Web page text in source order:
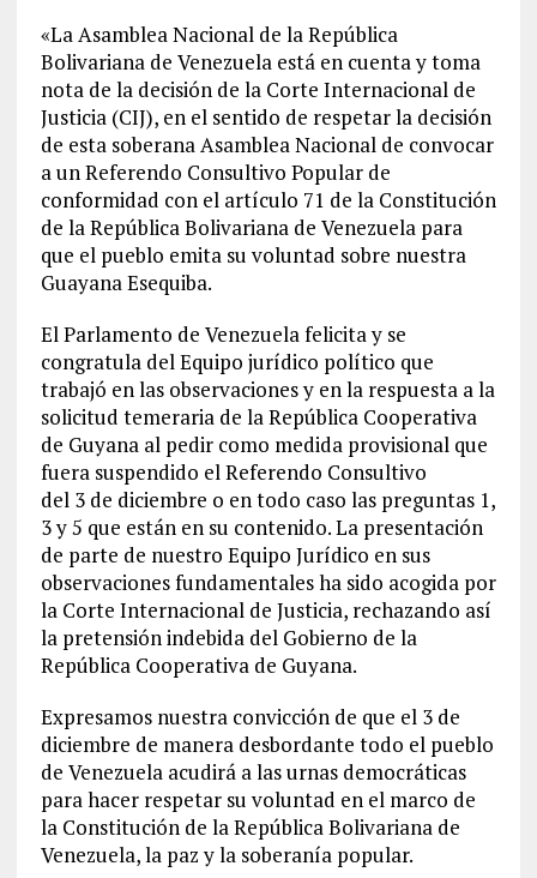
«La Asamblea Nacional de la República
Bolivariana de Venezuela está en cuenta y toma
nota de la decisión de la Corte Internacional de
Justicia (CIJ), en el sentido de respetar la decisión
de esta soberana Asamblea Nacional de convocar
a un Referendo Consultivo Popular de
conformidad con el artículo 71 de la Constitución
de la República Bolivariana de Venezuela para
que el pueblo emita su voluntad sobre nuestra
Guayana Esequiba.
El Parlamento de Venezuela felicita y se
congratula del Equipo jurídico político que
trabajó en las observaciones y en la respuesta a la
solicitud temeraria de la República Cooperativa
de Guyana al pedir como medida provisional que
fuera suspendido el Referendo Consultivo
del 3 de diciembre o en todo caso las preguntas 1,
3 y 5 que están en su contenido. La presentación
de parte de nuestro Equipo Jurídico en sus
observaciones fundamentales ha sido acogida por
la Corte Internacional de Justicia, rechazando así
la pretensión indebida del Gobierno de la
República Cooperativa de Guyana.
Expresamos nuestra convicción de que el 3 de
diciembre de manera desbordante todo el pueblo
de Venezuela acudirá a las urnas democráticas
para hacer respetar su voluntad en el marco de
la Constitución de la República Bolivariana de
Venezuela, la paz y la soberanía popular.